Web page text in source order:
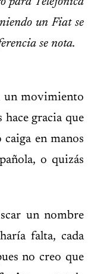
un Fiat se
se nota.
un movimiento
hace gracia que
caiga en manos
o quizás
un nombre
falta, cada
no creo que